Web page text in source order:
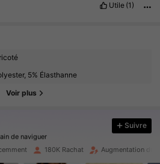
Utile (1)
5% Élasthanne
Voir plus
Suivre
180K Rachat Augmentation du